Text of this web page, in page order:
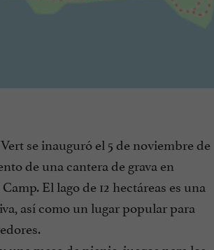
se inauguró el 5 de noviembre de
de una cantera de grava en
El lago de 12 hectáreas es una
así como un lugar popular para